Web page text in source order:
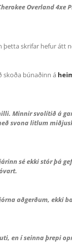
Overland 4xe
þetta skrifar hefur átt
skoða búnaðinn á
Minnir svolítið á
svona litlum
sé ekki stór þá
aðgerðum, ekki
en í seinna þrepi